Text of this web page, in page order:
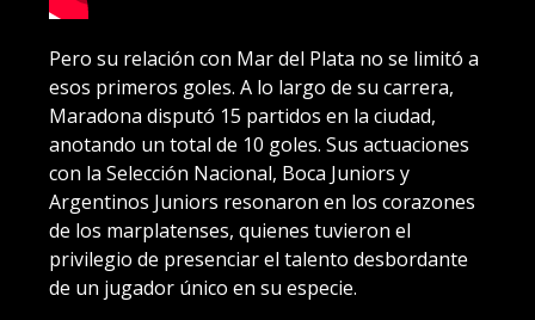
Pero su relación con Mar del Plata no se limitó a
esos primeros goles. A lo largo de su carrera,
Maradona disputó 15 partidos en la ciudad,
anotando un total de 10 goles. Sus actuaciones
con la Selección Nacional, Boca Juniors y
Argentinos Juniors resonaron en los corazones
de los marplatenses, quienes tuvieron el
privilegio de presenciar el talento desbordante
de un jugador único en su especie.